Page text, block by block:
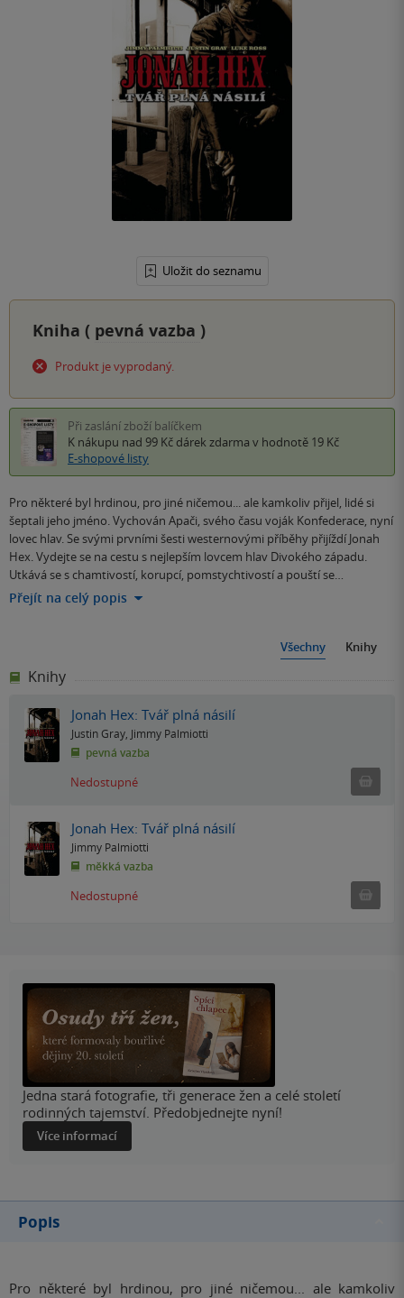
Uložit do seznamu
Kniha ( pevná vazba )
Produkt je vyprodaný.
Při zaslání zboží balíčkem
K nákupu nad 99 Kč dárek zdarma v hodnotě 19 Kč
E-shopové listy
Pro některé byl hrdinou, pro jiné ničemou... ale kamkoliv přijel, lidé si
šeptali jeho jméno. Vychován Apači, svého času voják Konfederace, nyní
lovec hlav. Se svými prvními šesti westernovými příběhy přijíždí Jonah
Hex. Vydejte se na cestu s nejlepším lovcem hlav Divokého západu.
Utkává se s chamtivostí, korupcí, pomstychtivostí a pouští se…
Přejít na celý popis
Všechny Knihy
Knihy
Jonah Hex: Tvář plná násilí
Justin Gray Jimmy Palmiotti
pevná vazba
Nedostupné
Jonah Hex: Tvář plná násilí
Jimmy Palmiotti
měkká vazba
Nedostupné
Jedna stará fotografie, tři generace žen a celé století
rodinných tajemství. Předobjednejte nyní!
Více informací
Popis
Pro některé byl hrdinou, pro jiné ničemou... ale kamkoliv